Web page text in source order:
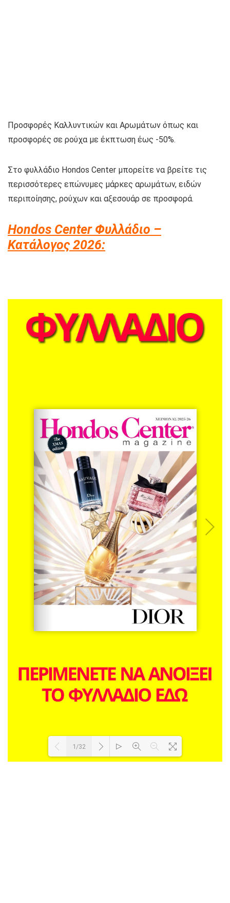
Προσφορές Καλλυντικών και Αρωμάτων όπως και
προσφορές σε ρούχα με έκπτωση έως -50%.
Στο φυλλάδιο Hondos Center μπορείτε να βρείτε τις
περισσότερες επώνυμες μάρκες αρωμάτων, ειδών
περιποίησης, ρούχων και αξεσουάρ σε προσφορά.
Hondos Center Φυλλάδιο –
Κατάλογος 2026:
1/32